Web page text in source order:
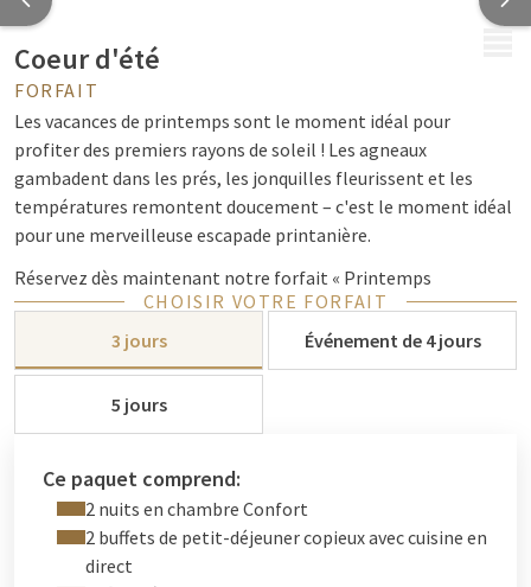
Coeur d'été
FORFAIT
Les vacances de printemps sont le moment idéal pour
profiter des premiers rayons de soleil ! Les agneaux
gambadent dans les prés, les jonquilles fleurissent et les
températures remontent doucement – c'est le moment idéal
pour une merveilleuse escapade printanière.
Réservez dès maintenant notre forfait « Printemps
enchanteur » à l’hôtel Van der Valk et découvrez la magie du
printemps. Que vous optiez pour une escapade d’une nuit
pendant les vacances de printemps ou un séjour plus long, à
confort optimal, d’un accueil chaleureux et d’un cadre
Explorez la nature grâce à nos itinéraires de cyclisme et
de randonnée.
Découvrez les meilleures activités printanières à
Amersfoort et dans ses environs.
CHOISIR VOTRE FORFAIT
3 jours
Événement de 4 jours
5 jours
Ce paquet comprend:
2 nuits en chambre Confort
2 buffets de petit-déjeuner copieux avec cuisine en
direct